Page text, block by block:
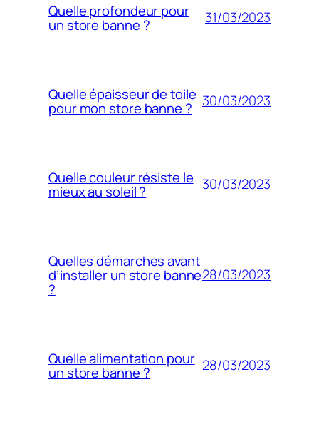
Quelle profondeur pour
un store banne ? 31/03/2023
Quelle épaisseur de toile
pour mon store banne ? 30/03/2023
Quelle couleur résiste le
mieux au soleil ? 30/03/2023
Quelles démarches avant
d’installer un store banne
?
28/03/2023
Quelle alimentation pour
un store banne ? 28/03/2023